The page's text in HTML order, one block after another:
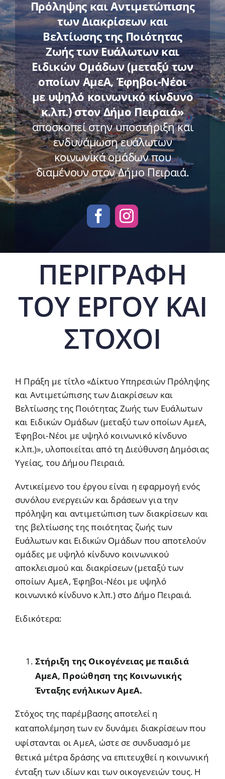
Πρόληψης και Αντιμετώπισης
των Διακρίσεων και
Βελτίωσης της Ποιότητας
Ζωής των Ευάλωτων και
Ειδικών Ομάδων (μεταξύ των
οποίων ΑμεΑ, Έφηβοι-Νέοι
με υψηλό κοινωνικό κίνδυνο
κ.λπ.) στον Δήμο Πειραιά»
αποσκοπεί στην υποστήριξη και
ενδυνάμωση ευάλωτων
κοινωνικά ομάδων που
διαμένουν στον Δήμο Πειραιά.
ΠΕΡΙΓΡΑΦΗ
ΤΟΥ ΕΡΓΟΥ ΚΑΙ
ΣΤΟΧΟΙ
Η Πράξη με τίτλο «Δίκτυο Υπηρεσιών Πρόληψης
και Αντιμετώπισης των Διακρίσεων και
Βελτίωσης της Ποιότητας Ζωής των Ευάλωτων
και Ειδικών Ομάδων (μεταξύ των οποίων ΑμεΑ,
Έφηβοι-Νέοι με υψηλό κοινωνικό κίνδυνο
κ.λπ.)», υλοποιείται από τη Διεύθυνση Δημόσιας
Υγείας, του Δήμου Πειραιά.
Αντικείμενο του έργου είναι η εφαρμογή ενός
συνόλου ενεργειών και δράσεων για την
πρόληψη και αντιμετώπιση των διακρίσεων και
της βελτίωσης της ποιότητας ζωής των
Ευάλωτων και Ειδικών Ομάδων που αποτελούν
ομάδες με υψηλό κίνδυνο κοινωνικού
αποκλεισμού και διακρίσεων (μεταξύ των
οποίων ΑμεΑ, Έφηβοι-Νέοι με υψηλό
κοινωνικό κίνδυνο κ.λπ.) στο Δήμο Πειραιά.
Ειδικότερα:
Στήριξη της Οικογένειας με παιδιά
ΑμεΑ, Προώθηση της Κοινωνικής
Ένταξης ενήλικων ΑμεΑ.
Στόχος της παρέμβασης αποτελεί η
καταπολέμηση των εν δυνάμει διακρίσεων που
υφίστανται οι ΑμεΑ, ώστε σε συνδυασμό με
θετικά μέτρα δράσης να επιτευχθεί η κοινωνική
ένταξη των ιδίων και των οικογενειών τους. Η